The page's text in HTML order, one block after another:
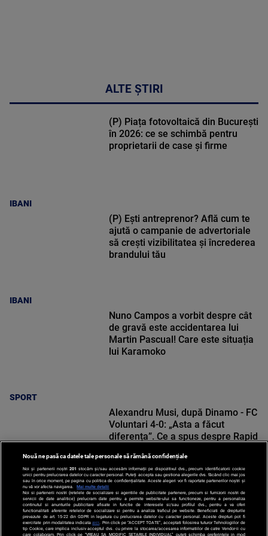
ALTE ȘTIRI
IBANI
(P) Piața fotovoltaică din București
în 2026: ce se schimbă pentru
proprietarii de case și firme
IBANI
(P) Ești antreprenor? Află cum te
ajută o campanie de advertoriale
să crești vizibilitatea și încrederea
brandului tău
SPORT
Nuno Campos a vorbit despre cât
de gravă este accidentarea lui
Martin Pascual! Care este situația
lui Karamoko
SPORT
Alexandru Musi, după Dinamo - FC
Voluntari 4-0: „Asta a făcut
diferența”. Ce a spus despre Rapid
Nouă ne pasă ca datele tale personale să rămână confidențiale
Noi și partenerii noștri 201 stocăm și/sau accesăm informații pe dispozitivul dvs., precum identificatorii cookie
unici pentru prelucrarea datelor cu caracter personal. Puteți accepta sau gestiona alegerile dvs. făcând clic mai jos
sau în orice moment, pe pagina cu politica de confidențialitate. Aceste alegeri vor fi raportate partenerilor noștri și
nu vă vor afecta navigarea.
Mai multe detalii
Noi si partenerii nostri (retelele de socializare si agentiile de publicitate partenere, precum si furnizorii nostri de
servicii de date analitice) prelucram date pentru a permite website-ului sa functioneze, pentru a personaliza
continutul si anunturile publicitare afisate in functie de interesele si/sau profilul dvs., pentru a va oferi
functionalitati aferente retelelor de socializare si pentru a analiza traficul pe website. Beneficiati de drepturile
prevazute de art. 15-22 din GDPR in legatura cu prelucrarea datelor cu caracter personal. Aceste drepturi pot fi
exercitate prin modalitatea indicataaici . Prin click pe “ACCEPT TOATE”, acceptati folosirea tuturor Tehnologiilor de
tip Cookie, care implica inclusiv acceptul dvs. cu privire la stocarea/accesarea informatiilor de catre Vendor-ii cu
care colaboram. Prin click pe “VREAU SA MODIFIC SETARILE INDIVIDUAL” puteti schimba preferintele in mod